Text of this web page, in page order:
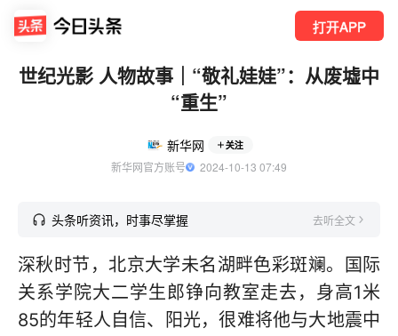
打开APP
世纪光影 人物故事｜“敬礼娃娃”：从废墟中
“重生”
新华网 关注
新华网官方账号
  2024-10-13 07:49
头条听资讯，时事尽掌握 去听全文
深秋时节，北京大学未名湖畔色彩斑斓。国际
关系学院大二学生郎铮向教室走去，身高1米
85的年轻人自信、阳光，很难将他与大地震中